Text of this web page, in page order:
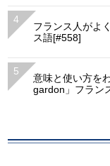
フランス人がよ
ス語[#558]
意味と使い方を
gardon」フラン